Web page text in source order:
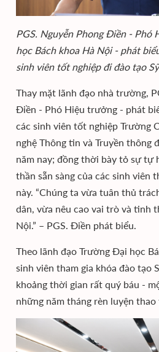
PGS. Nguyễn Phong Điền - Phó
học Bách khoa Hà Nội - phát
sinh viên tốt nghiệp đi đào tạo
Thay mặt lãnh đạo nhà trường,
Điền - Phó Hiệu trưởng - phát
các sinh viên tốt nghiệp Trường
nghệ Thông tin và Truyền thông
năm nay; đồng thời bày tỏ sự tự
thần sẵn sàng của các sinh viên
này. “Chúng ta vừa tuân thủ
dân, vừa nêu cao vai trò và tinh
Nội.” – PGS. Điền phát biểu.
Theo lãnh đạo Trường Đại học
sinh viên tham gia khóa đào tạo
khoảng thời gian rất quý báu -
những năm tháng rèn luyện